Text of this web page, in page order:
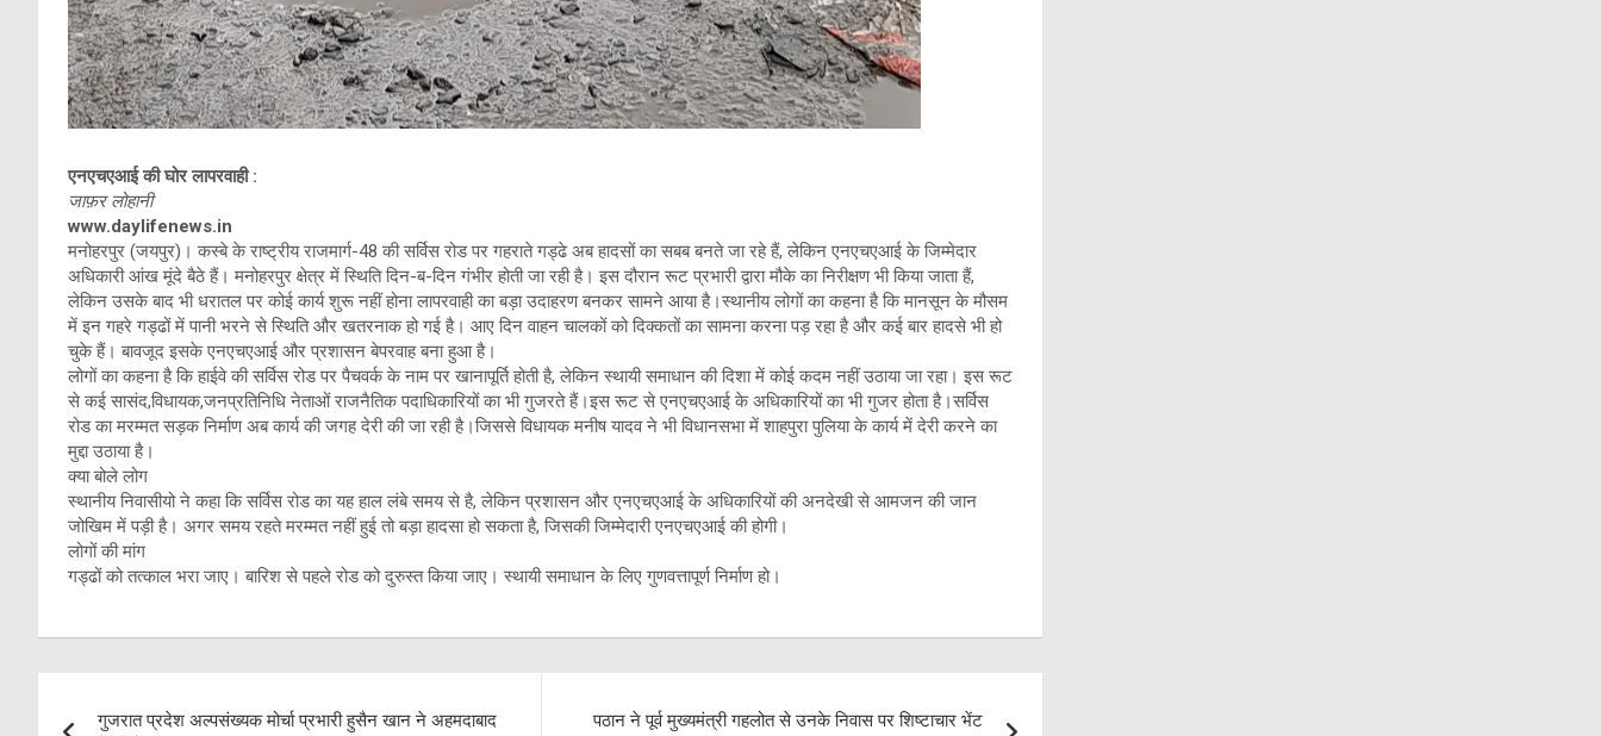
एनएचएआई की घोर लापरवाही :
जाफ़र लोहानी
www.daylifenews.in
मनोहरपुर (जयपुर)। कस्बे के राष्ट्रीय राजमार्ग-48 की सर्विस रोड पर गहराते गड्ढे अब हादसों का सबब बनते जा रहे हैं, लेकिन एनएचएआई के जिम्मेदार
अधिकारी आंख मूंदे बैठे हैं। मनोहरपुर क्षेत्र में स्थिति दिन-ब-दिन गंभीर होती जा रही है। इस दौरान रूट प्रभारी द्वारा मौके का निरीक्षण भी किया जाता हैं,
लेकिन उसके बाद भी धरातल पर कोई कार्य शुरू नहीं होना लापरवाही का बड़ा उदाहरण बनकर सामने आया है।स्थानीय लोगों का कहना है कि मानसून के मौसम
में इन गहरे गड्ढों में पानी भरने से स्थिति और खतरनाक हो गई है। आए दिन वाहन चालकों को दिक्कतों का सामना करना पड़ रहा है और कई बार हादसे भी हो
चुके हैं। बावजूद इसके एनएचएआई और प्रशासन बेपरवाह बना हुआ है।
लोगों का कहना है कि हाईवे की सर्विस रोड पर पैचवर्क के नाम पर खानापूर्ति होती है, लेकिन स्थायी समाधान की दिशा में कोई कदम नहीं उठाया जा रहा। इस रूट
से कई सासंद,विधायक,जनप्रतिनिधि नेताओं राजनैतिक पदाधिकारियों का भी गुजरते हैं।इस रूट से एनएचएआई के अधिकारियों का भी गुजर होता है।सर्विस
रोड का मरम्मत सड़क निर्माण अब कार्य की जगह देरी की जा रही है।जिससे विधायक मनीष यादव ने भी विधानसभा में शाहपुरा पुलिया के कार्य में देरी करने का
मुद्दा उठाया है।
क्या बोले लोग
स्थानीय निवासीयो ने कहा कि सर्विस रोड का यह हाल लंबे समय से है, लेकिन प्रशासन और एनएचएआई के अधिकारियों की अनदेखी से आमजन की जान
जोखिम में पड़ी है। अगर समय रहते मरम्मत नहीं हुई तो बड़ा हादसा हो सकता है, जिसकी जिम्मेदारी एनएचएआई की होगी।
लोगों की मांग
गड्ढों को तत्काल भरा जाए। बारिश से पहले रोड को दुरुस्त किया जाए। स्थायी समाधान के लिए गुणवत्तापूर्ण निर्माण हो।
गुजरात प्रदेश अल्पसंख्यक मोर्चा प्रभारी हुसैन खान ने अहमदाबाद
पठान ने पूर्व मुख्यमंत्री गहलोत से उनके निवास पर शिष्टाचार भेंट